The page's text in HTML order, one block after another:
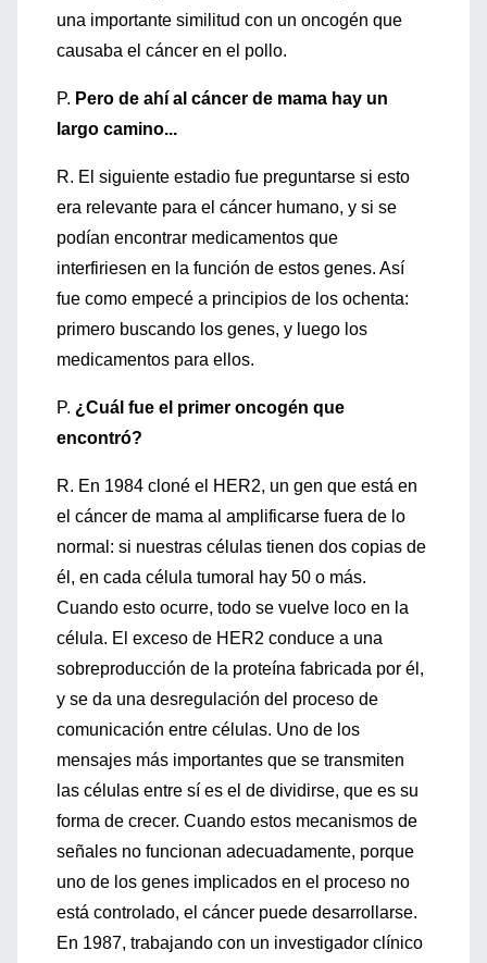
una importante similitud con un oncogén que
causaba el cáncer en el pollo.
P. Pero de ahí al cáncer de mama hay un
largo camino...
R. El siguiente estadio fue preguntarse si esto
era relevante para el cáncer humano, y si se
podían encontrar medicamentos que
interfiriesen en la función de estos genes. Así
fue como empecé a principios de los ochenta:
primero buscando los genes, y luego los
medicamentos para ellos.
P. ¿Cuál fue el primer oncogén que
encontró?
R. En 1984 cloné el HER2, un gen que está en
el cáncer de mama al amplificarse fuera de lo
normal: si nuestras células tienen dos copias de
él, en cada célula tumoral hay 50 o más.
Cuando esto ocurre, todo se vuelve loco en la
célula. El exceso de HER2 conduce a una
sobreproducción de la proteína fabricada por él,
y se da una desregulación del proceso de
comunicación entre células. Uno de los
mensajes más importantes que se transmiten
las células entre sí es el de dividirse, que es su
forma de crecer. Cuando estos mecanismos de
señales no funcionan adecuadamente, porque
uno de los genes implicados en el proceso no
está controlado, el cáncer puede desarrollarse.
En 1987, trabajando con un investigador clínico